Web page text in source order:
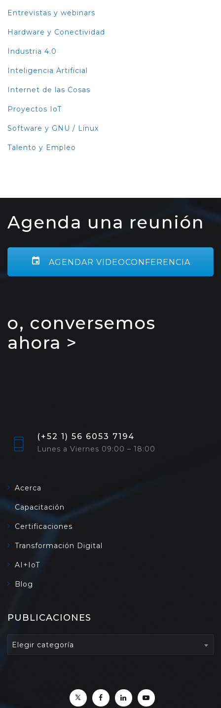
Entrevistas y webinars
Hardware y Conectividad
Industria 4.0
Inteligencia Artificial
Internet de las Cosas
Proyectos IoT
Software y GNU / Linux
Talento y Empleo
Agenda una reunión
AGENDAR VIDEOCONFERENCIA
o, conversemos
ahora >
(+52 1) 56 6053 7194
Lunes a Viernes 09:00 – 18:00
Acerca
Capacitación
Certificaciones
Transformación Digital
AI+IoT
Blog
PUBLICACIONES
PUBLICACIONES
Elegir categoría